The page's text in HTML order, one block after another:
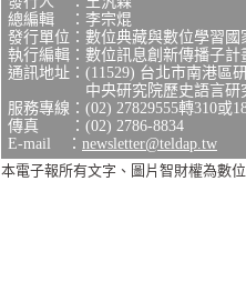
總編輯 ：李宗焜
發行單位：數位典藏與數位學習
執行編輯：數位訊息創新傳播子計
通訊地址：(11529) 台北市南港區
中央研究院歷史語言研究
服務專線：(02) 27829555轉310或
傳真 ：(02) 2786-8834
E-mail ： newsletter@teldap.tw
本電子報所有文字、圖片智財權為數